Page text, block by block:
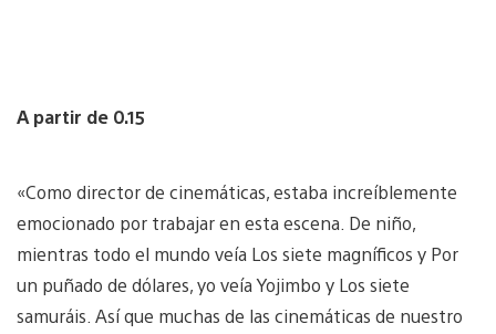
A partir de 0.15
«Como director de cinemáticas, estaba increíblemente
emocionado por trabajar en esta escena. De niño,
mientras todo el mundo veía Los siete magníficos y Por
un puñado de dólares, yo veía Yojimbo y Los siete
samuráis. Así que muchas de las cinemáticas de nuestro